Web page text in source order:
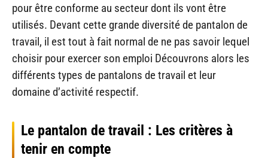
pour être conforme au secteur dont ils vont être
utilisés. Devant cette grande diversité de pantalon de
travail, il est tout à fait normal de ne pas savoir lequel
choisir pour exercer son emploi Découvrons alors les
différents types de pantalons de travail et leur
domaine d’activité respectif.
Le pantalon de travail : Les critères à
tenir en compte